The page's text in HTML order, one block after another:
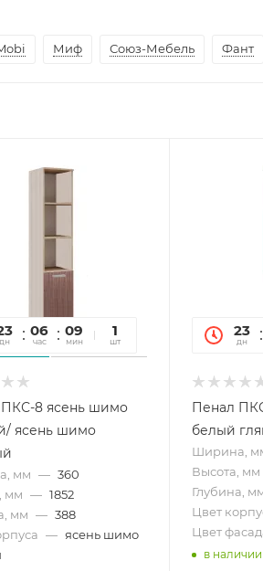
Миф Союз-Мебель Фант
дн
06
час
09
мин
10
сек
1
шт
8 ясень шимо
ясень шимо
мм — 360
мм — 1852
мм — 388
— ясень шимо
23
дн
Пенал
белый
Ширина,
Высота, мм
Глубина,
Цвет
Цвет
в наличии